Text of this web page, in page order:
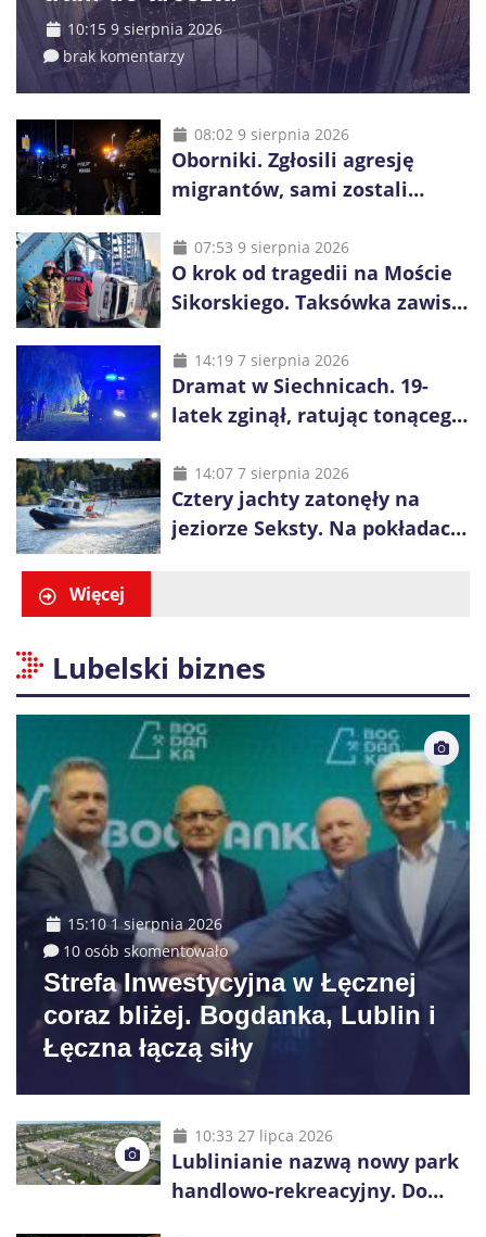
10:15 9 sierpnia 2026
brak komentarzy
08:02 9 sierpnia 2026
Oborniki. Zgłosili agresję
migrantów, sami zostali
proceder
07:53 9 sierpnia 2026
O krok od tragedii na Moście
Sikorskiego. Taksówka zawisła
14:19 7 sierpnia 2026
Dramat w Siechnicach. 19-
latek zginął, ratując tonącego
14:07 7 sierpnia 2026
Cztery jachty zatonęły na
jeziorze Seksty. Na pokładach
Więcej
Lubelski biznes
15:10 1 sierpnia 2026
10 osób skomentowało
Strefa Inwestycyjna w Łęcznej
coraz bliżej. Bogdanka, Lublin i
Łęczna łączą siły
10:33 27 lipca 2026
Lublinianie nazwą nowy park
handlowo-rekreacyjny. Do